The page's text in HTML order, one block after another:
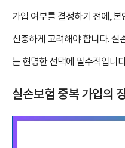
가입 여부를 결정하기 전에,
신중하게 고려해야 합니다. 실
는 현명한 선택에 필수적입니
실손보험 중복 가입의